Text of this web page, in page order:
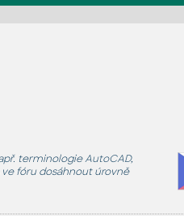
terminologieAutoCAD,
fóru dosáhnout úrovně